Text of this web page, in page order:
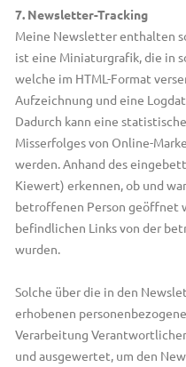
7. Newsletter-Tracking
Meine Newsletter enthalten
ist eine Miniaturgrafik, die in
welche im HTML-Format
Aufzeichnung und eine
Dadurch kann eine
Misserfolges von Online-
werden. Anhand des
Kiewert) erkennen, ob und
betroffenen Person geöffnet
befindlichen Links von der
wurden.
Solche über die in den
erhobenen
Verarbeitung
und ausgewertet, um den